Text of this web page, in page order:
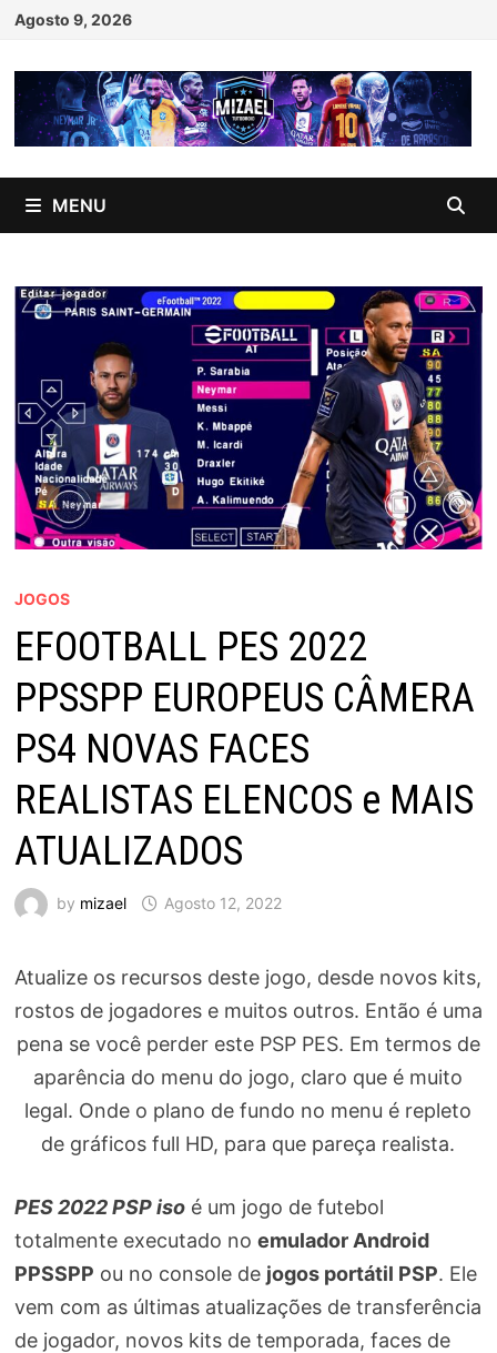
Skip
content
Agosto 9, 2026
MENU
JOGOS
EFOOTBALL PES 2022
PPSSPP EUROPEUS CÂMERA
PS4 NOVAS FACES
REALISTAS ELENCOS e MAIS
ATUALIZADOS
by mizael Agosto 12, 2022
Atualize os recursos deste jogo, desde novos kits,
rostos de jogadores e muitos outros. Então é uma
pena se você perder este PSP PES. Em termos de
aparência do menu do jogo, claro que é muito
legal. Onde o plano de fundo no menu é repleto
de gráficos full HD, para que pareça realista.
PES 2022 PSP isoé um jogo de futebol
totalmente executado no emulador Android
PPSSPP ou no console de jogos portátil PSP. Ele
vem com as últimas atualizações de transferência
de jogador, novos kits de temporada, faces de